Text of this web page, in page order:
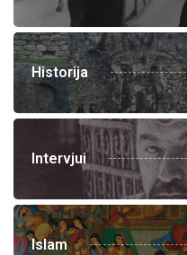
Historija
Intervjui
Islam